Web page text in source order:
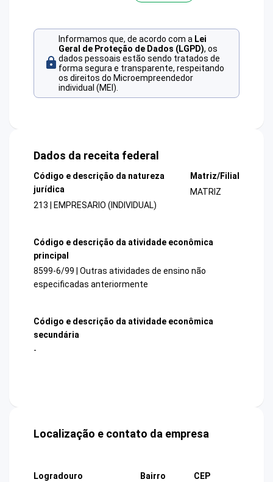
Informamos que, de acordo com a Lei
Geral de Proteção de Dados (LGPD), os
dados pessoais estão sendo tratados de
forma segura e transparente, respeitando
os direitos do Microempreendedor
individual (MEI).
Dados da receita federal
Código e descrição da natureza
jurídica
213 | EMPRESARIO (INDIVIDUAL)
Matriz/Filial
MATRIZ
Código e descrição da atividade econômica
principal
8599-6/99 | Outras atividades de ensino não
especificadas anteriormente
Código e descrição da atividade econômica
secundária
-
Localização e contato da empresa
Logradouro
Bairro
CEP